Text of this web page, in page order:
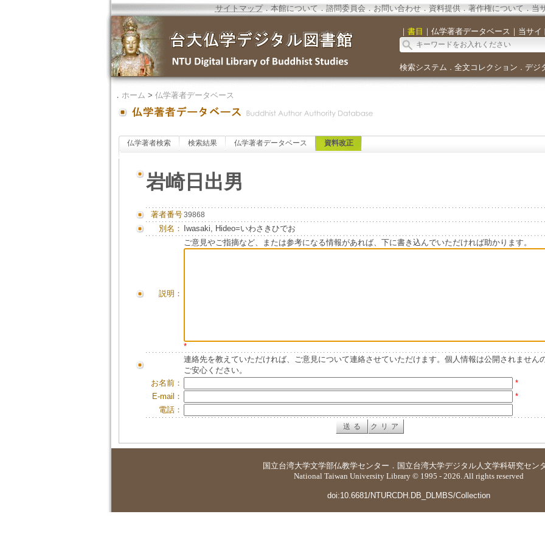
サイトマップ．本館について．諮問委員会． お問い合わせ． 資料提供．著作権について．当
｜ 書目 ｜ 仏学著者データベース ｜ 当サイ
検索システム ． 全文コレクション ． デジ
． ホーム > 仏学著者データベース
仏学著者検索 検索結果 仏学著者データベース 資料改正
岩崎日出男
著者番号39868
別名： Iwasaki, Hideo=いわさきひでお
説明：
ご意見やご指摘など、または参考になる情報があれば、下に書き込んでいただければ助かります。
*
連絡先を教えていただければ、ご意見について連絡させていただけます。個人情報は公開されません
ご安心ください。
お名前：
*
E-mail：
*
電話：
国立台湾大学文学部仏教学センター ． 国立台湾大学デジタル人文学科研究セン
National Taiwan University Library © 1995 - 2026. All rights reserved
doi:10.6681/NTURCDH.DB_DLMBS/Collection